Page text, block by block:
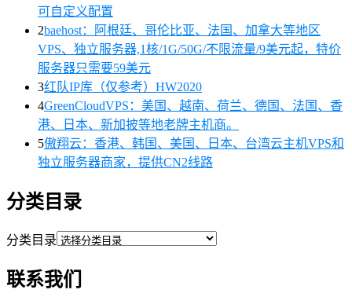
可自定义配置
2baehost：阿根廷、哥伦比亚、法国、加拿大等地区
VPS、独立服务器,1核/1G/50G/不限流量/9美元起，特价
服务器只需要59美元
3红队IP库（仅参考）HW2020
4GreenCloudVPS：美国、越南、荷兰、德国、法国、香
港、日本、新加披等地老牌主机商。
5傲翔云：香港、韩国、美国、日本、台湾云主机VPS和
独立服务器商家，提供CN2线路
分类目录
分类目录
联系我们